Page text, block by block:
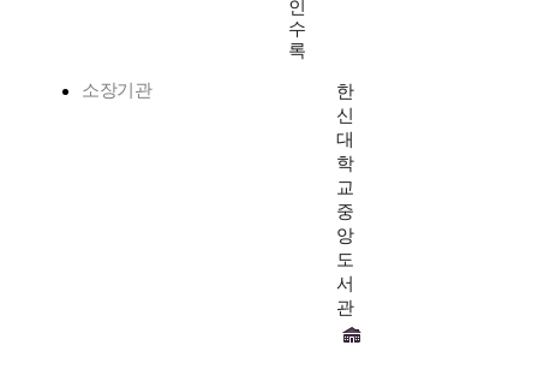
인
수
록
소장기관
한
신
대
학
교
중
앙
도
서
관